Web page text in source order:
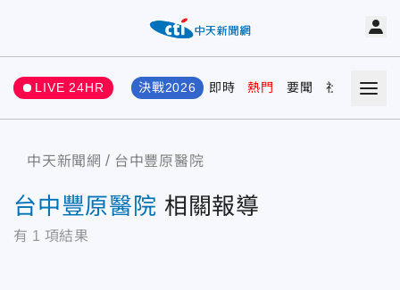
LIVE 24HR 決戰2026 即時 熱門 要聞 社會 娛樂
中天新聞網 台中豐原醫院
台中豐原醫院 相關報導
有 1 項結果